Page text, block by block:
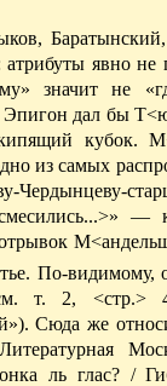
явно не
значит не
Эпигон дал быТ<
кубок.
из самых
Чердынцеву-
—
М<
По-видимому,
т. 2, <стр.>
Сюда же
ль глас? /